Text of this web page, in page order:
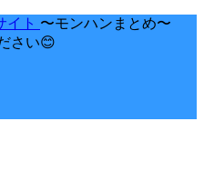
イト 〜モンハンまとめ〜
さい😊